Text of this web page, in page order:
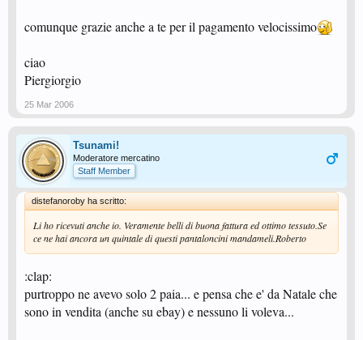
comunque grazie anche a te per il pagamento velocissimo
ciao
Piergiorgio
25 Mar 2006
Tsunami!
Moderatore mercatino
Staff Member
distefanoroby ha scritto:
Li ho ricevuti anche io. Veramente belli di buona fattura ed ottimo tessuto.Se
ce ne hai ancora un quintale di questi pantaloncini mandameli.Roberto
:clap:
purtroppo ne avevo solo 2 paia... e pensa che e' da Natale che
sono in vendita (anche su ebay) e nessuno li voleva...